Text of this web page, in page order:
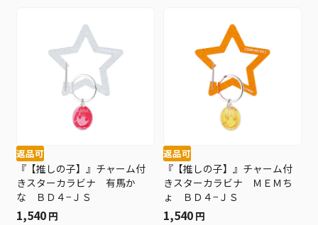
返品可
『【推しの子】』チャーム付
きスターカラビナ 有馬か
な ＢＤ４−ＪＳ
1,540 円
返品可
『【推しの子】』チャーム付
きスターカラビナ ＭＥＭち
ょ ＢＤ４−ＪＳ
1,540 円